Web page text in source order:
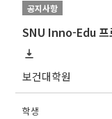
공지사항
보건대학원
학생